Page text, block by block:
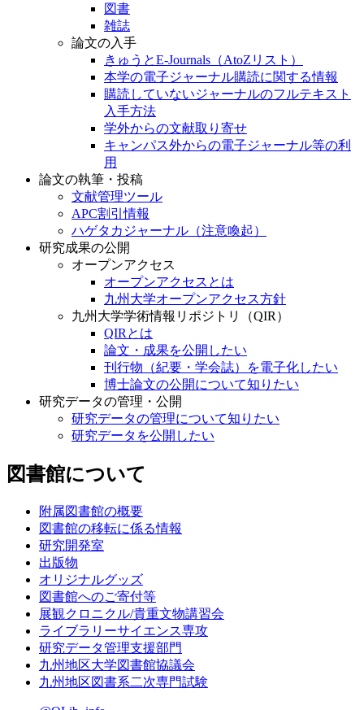
図書
雑誌
論文の入手
きゅうとE-Journals（AtoZリスト）
本学の電子ジャーナル購読に関する情報
購読していないジャーナルのフルテキスト
入手方法
学外からの文献取り寄せ
キャンパス外からの電子ジャーナル等の利
用
論文の執筆・投稿
文献管理ツール
APC割引情報
ハゲタカジャーナル（注意喚起）
研究成果の公開
オープンアクセス
オープンアクセスとは
九州大学オープンアクセス方針
九州大学学術情報リポジトリ（QIR）
QIRとは
論文・成果を公開したい
刊行物（紀要・学会誌）を電子化したい
博士論文の公開について知りたい
研究データの管理・公開
研究データの管理について知りたい
研究データを公開したい
図書館について
附属図書館の概要
図書館の移転に係る情報
研究開発室
出版物
オリジナルグッズ
図書館へのご寄付等
展観クロニクル/貴重文物講習会
ライブラリーサイエンス専攻
研究データ管理支援部門
九州地区大学図書館協議会
九州地区図書系二次専門試験